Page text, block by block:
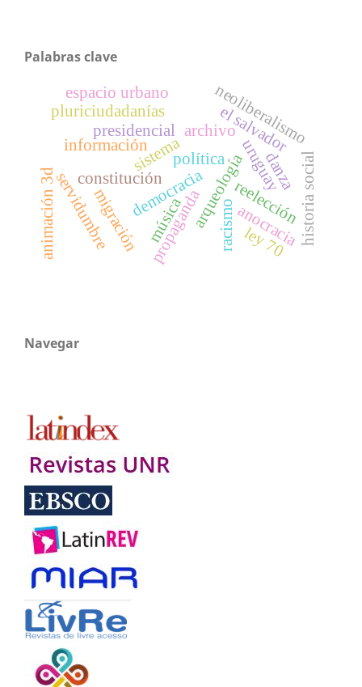
Palabras clave
archivo
política
arqueología
democracia
presidencial
reelección
sistema el salvador
constitución
información
propaganda
neoliberalismo
servidumbre racismo historia social
migración
animación 3d
uruguay
anocracia
pluriciudadanías
danza
música ley 70
espacio urbano
Navegar